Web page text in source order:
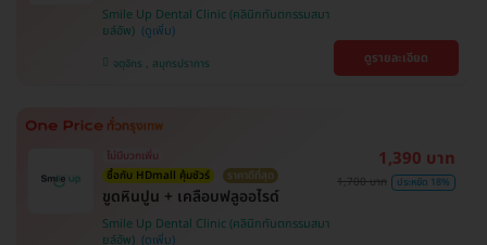
Smile Up Dental Clinic (คลินิกทันตกรรมสมา
ยล์อัพ)
จตุจักร , สมุทรปราการ ดูรายละเอียด
ไม่มีบวกเพิ่ม
ซื้อกับ HDmall คุ้มชัวร์
ราคาดีที่สุด
ขูดหินปูน + เคลือบฟลูออไรด์
Smile Up Dental Clinic (คลินิกทันตกรรมสมา
ยล์อัพ)
1,390 บาท
1,700 บาท ประหยัด 18%